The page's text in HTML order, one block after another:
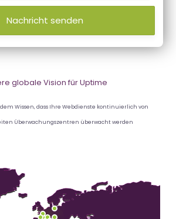
globale Vision für Uptime
Wissen, dass Ihre Webdienste kontinuierlich von
Überwachungszentren überwacht werden
Nachricht senden